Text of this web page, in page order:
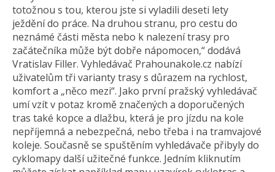
totožnou s tou, kterou jste si vyladili deseti lety
ježdění do práce. Na druhou stranu, pro cestu do
neznámé části města nebo k nalezení trasy pro
začátečníka může být dobře nápomocen,“ dodává
Vratislav Filler. Vyhledávač Prahounakole.cz nabízí
uživatelům tři varianty trasy s důrazem na rychlost,
komfort a „něco mezi“. Jako první pražský vyhledávač
umí vzít v potaz kromě značených a doporučených
tras také kopce a dlažbu, která je pro jízdu na kole
nepříjemná a nebezpečná, nebo třeba i na tramvajové
koleje. Současně se spuštěním vyhledávače přibyly do
cyklomapy další užitečné funkce. Jedním kliknutím